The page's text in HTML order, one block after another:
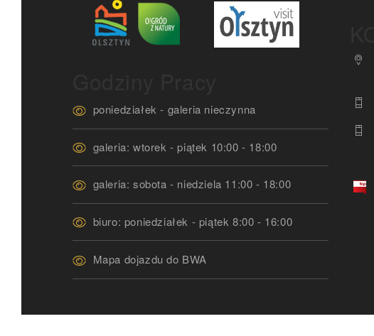
poniedziałek - galeria nieczynna
galeria: wtorek - piątek 10:00 - 18:00
galeria: sobota - niedziela 11:00 - 18:00
biuro: poniedziałek - piątek 8:00 - 16:00
Mapa dojazdu do BWA